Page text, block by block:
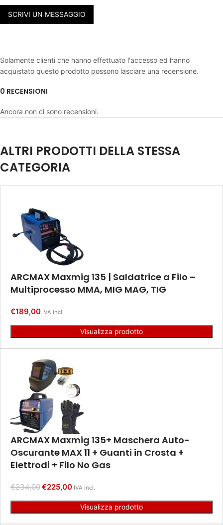
SCRIVI UN MESSAGGIO
0 RECENSIONI
Ancora non ci sono recensioni.
Solamente clienti che hanno effettuato l'accesso ed hanno
acquistato questo prodotto possono lasciare una recensione.
ALTRI PRODOTTI DELLA STESSA
CATEGORIA
ARCMAX Maxmig 135 | Saldatrice a Filo –
Multiprocesso MMA, MIG MAG, TIG
€189,00 IVA incl.
Visualizza prodotto
ARCMAX Maxmig 135+ Maschera Auto-
Oscurante MAX 11 + Guanti in Crosta +
Elettrodi + Filo No Gas
€234,00€225,00 IVA incl.
Visualizza prodotto